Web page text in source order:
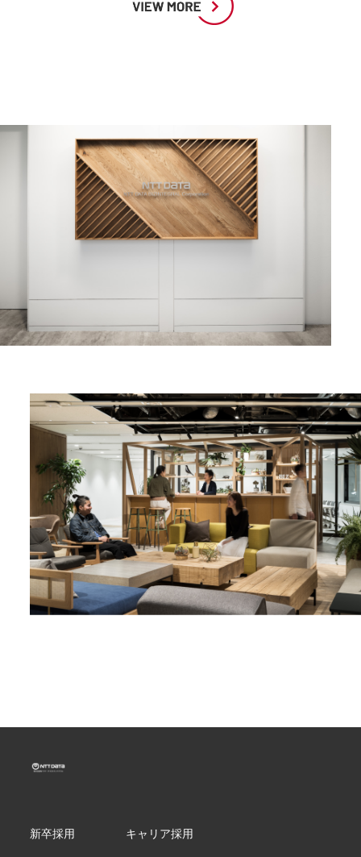
新卒採用 キャリア採用